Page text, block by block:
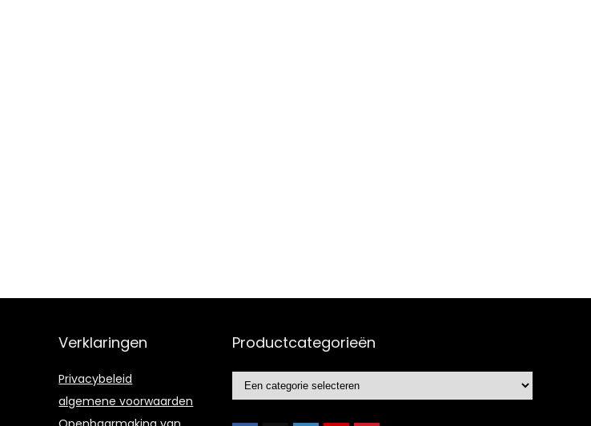
Verklaringen
Privacybeleid
algemene voorwaarden
Productcategorieën